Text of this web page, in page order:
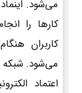
می‌شود.
کارها را
کاربران
می‌شود. شبکه
اعتماد